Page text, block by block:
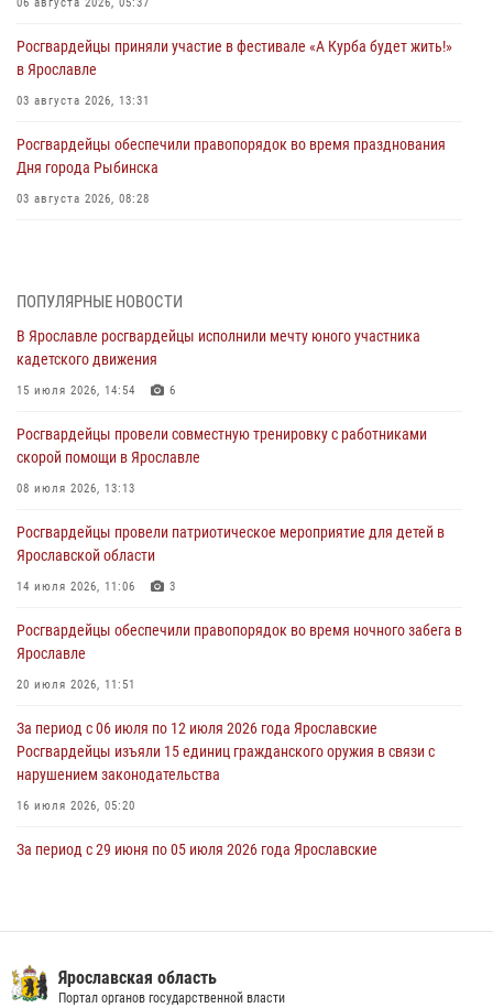
Росгвардейцы приняли участие в фестивале «А Курба будет жить!»
в Ярославле
03 августа 2026, 13:31
Росгвардейцы обеспечили правопорядок во время празднования
Дня города Рыбинска
03 августа 2026, 08:28
03 августа 2026, 07:24
Ярославские росгвардейцы за прошедшую неделю совершили
более 300 выездов по сигналам «тревога»
03 августа 2026, 07:09
Росгвардейцы оказали помощь беременной женщине во время
празднования Дня ВДВ в Ярославле
03 августа 2026, 06:20
За период с 20 июля по 26 июля 2026 года Ярославские
Росгвардейцы изъяли 41 единицу гражданского оружия в связи с
нарушением законодательства
В региональном управлении Росгвардии состоялся молебен,
приуроченный к празднику Крещения Руси
ПОПУЛЯРНЫЕ НОВОСТИ
В Ярославле росгвардейцы исполнили мечту юного участника
кадетского движения
15 июля 2026, 14:54 6
Росгвардейцы провели совместную тренировку с работниками
скорой помощи в Ярославле
08 июля 2026, 13:13
Росгвардейцы провели патриотическое мероприятие для детей в
Ярославской области
14 июля 2026, 11:06 3
Росгвардейцы обеспечили правопорядок во время ночного забега в
Ярославле
20 июля 2026, 11:51
За период с 06 июля по 12 июля 2026 года Ярославские
Росгвардейцы изъяли 15 единиц гражданского оружия в связи с
нарушением законодательства
16 июля 2026, 05:20
За период с 29 июня по 05 июля 2026 года Ярославские
Росгвардейцы оказали помощь пострадавшему в ДТП
мотоциклисту в Ярославле
Ярославская область
Портал органов государственной власти